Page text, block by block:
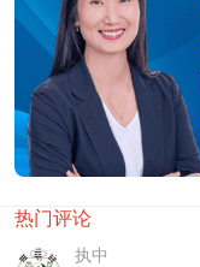
热门评论
执中